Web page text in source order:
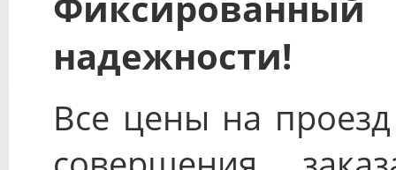
надежности!
Все цены на